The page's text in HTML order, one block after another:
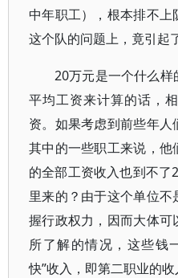
中年职工），根本排不
这个队的问题上，竟引起
20万元是一个什么
平均工资来计算的话，
资。如果考虑到前些年
其中的一些职工来说，
的全部工资收入也到不
里来的？由于这个单位
握行政权力，因而大体
所了解的情况，这些钱
快”收入，即第二职业的